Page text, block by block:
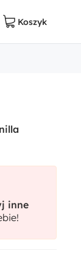
inne